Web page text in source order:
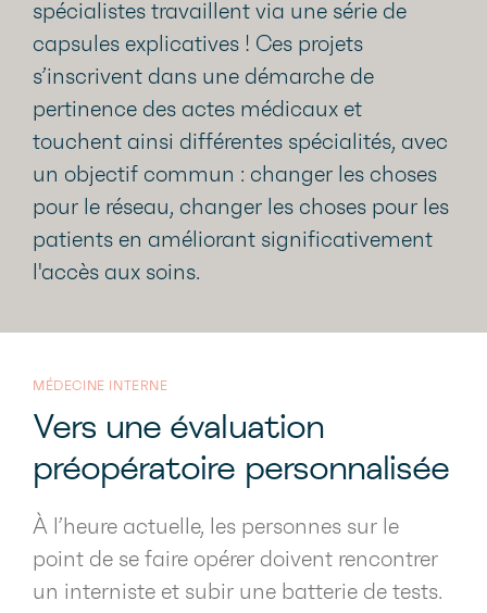
spécialistes travaillent via une série de
capsules explicatives ! Ces projets
s’inscrivent dans une démarche de
pertinence des actes médicaux et
touchent ainsi différentes spécialités, avec
un objectif commun : changer les choses
pour le réseau, changer les choses pour les
patients en améliorant significativement
l'accès aux soins.
MÉDECINE INTERNE
Vers une évaluation
préopératoire personnalisée
À l’heure actuelle, les personnes sur le
point de se faire opérer doivent rencontrer
un interniste et subir une batterie de tests.